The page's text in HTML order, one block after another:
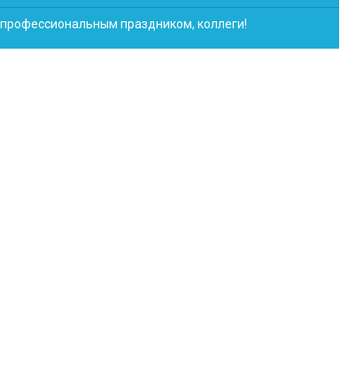
праздником, коллеги!